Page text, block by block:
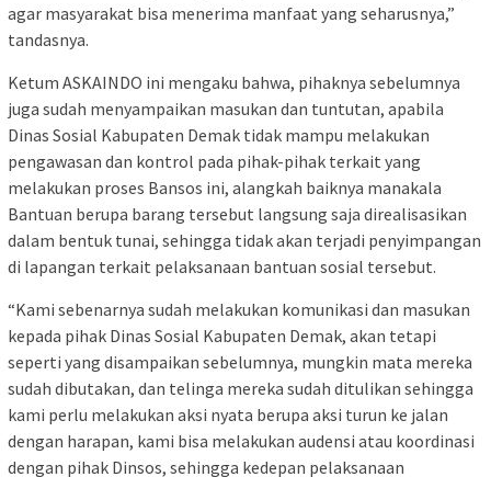
agar masyarakat bisa menerima manfaat yang seharusnya,”
tandasnya.
Ketum ASKAINDO ini mengaku bahwa, pihaknya sebelumnya
juga sudah menyampaikan masukan dan tuntutan, apabila
Dinas Sosial Kabupaten Demak tidak mampu melakukan
pengawasan dan kontrol pada pihak-pihak terkait yang
melakukan proses Bansos ini, alangkah baiknya manakala
Bantuan berupa barang tersebut langsung saja direalisasikan
dalam bentuk tunai, sehingga tidak akan terjadi penyimpangan
di lapangan terkait pelaksanaan bantuan sosial tersebut.
“Kami sebenarnya sudah melakukan komunikasi dan masukan
kepada pihak Dinas Sosial Kabupaten Demak, akan tetapi
seperti yang disampaikan sebelumnya, mungkin mata mereka
sudah dibutakan, dan telinga mereka sudah ditulikan sehingga
kami perlu melakukan aksi nyata berupa aksi turun ke jalan
dengan harapan, kami bisa melakukan audensi atau koordinasi
dengan pihak Dinsos, sehingga kedepan pelaksanaan